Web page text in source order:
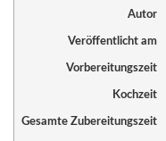
Autor
Veröffentlicht am
Vorbereitungszeit
Kochzeit
Gesamte Zubereitungszeit